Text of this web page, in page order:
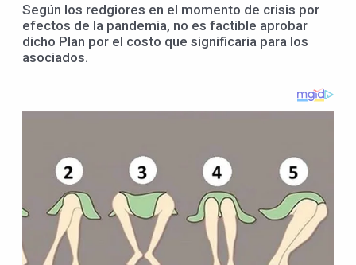
Según los redgiores en el momento de crisis por
efectos de la pandemia, no es factible aprobar
dicho Plan por el costo que significaria para los
asociados.